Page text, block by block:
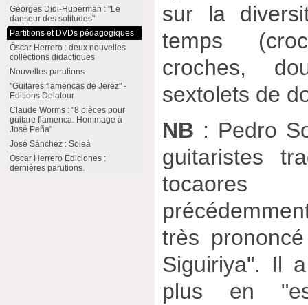
sur la
temps
croches,
sextolets de
NB : Pedro
guitaristes
très
Siguiriya". Il
plus en
Georges Didi-Huberman : "Le
danseur des solitudes"
Partitions et DVDs pédagogiques
Óscar Herrero : deux nouvelles
collections didactiques
Nouvelles parutions
"Guitares flamencas de Jerez" -
Editions Delatour
Claude Worms : "8 pièces pour
guitare flamenca. Hommage à
José Peña"
José Sánchez : Soleá
Oscar Herrero Ediciones :
dernières parutions.